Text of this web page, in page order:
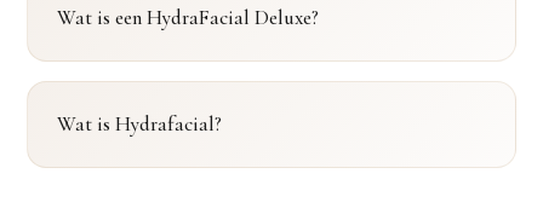
Wat is een HydraFacial Deluxe?
Wat is Hydrafacial?